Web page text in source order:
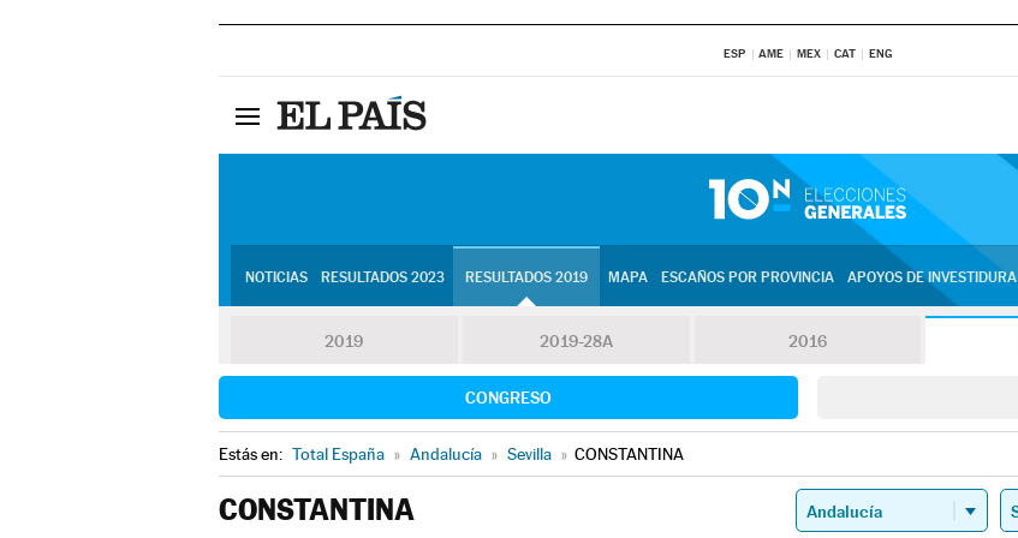
ESP AME MEX CAT ENG
NOTICIAS RESULTADOS 2023 RESULTADOS 2019 MAPA ESCAÑOS POR PROVINCIA APOYOS DE INVESTIDURA
2019 2019-28A 2016
CONGRESO
Estás en: Total España » Andalucía » Sevilla » CONSTANTINA
CONSTANTINA